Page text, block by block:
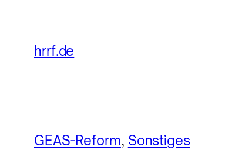
hrrf.de
GEAS-Reform, Sonstiges